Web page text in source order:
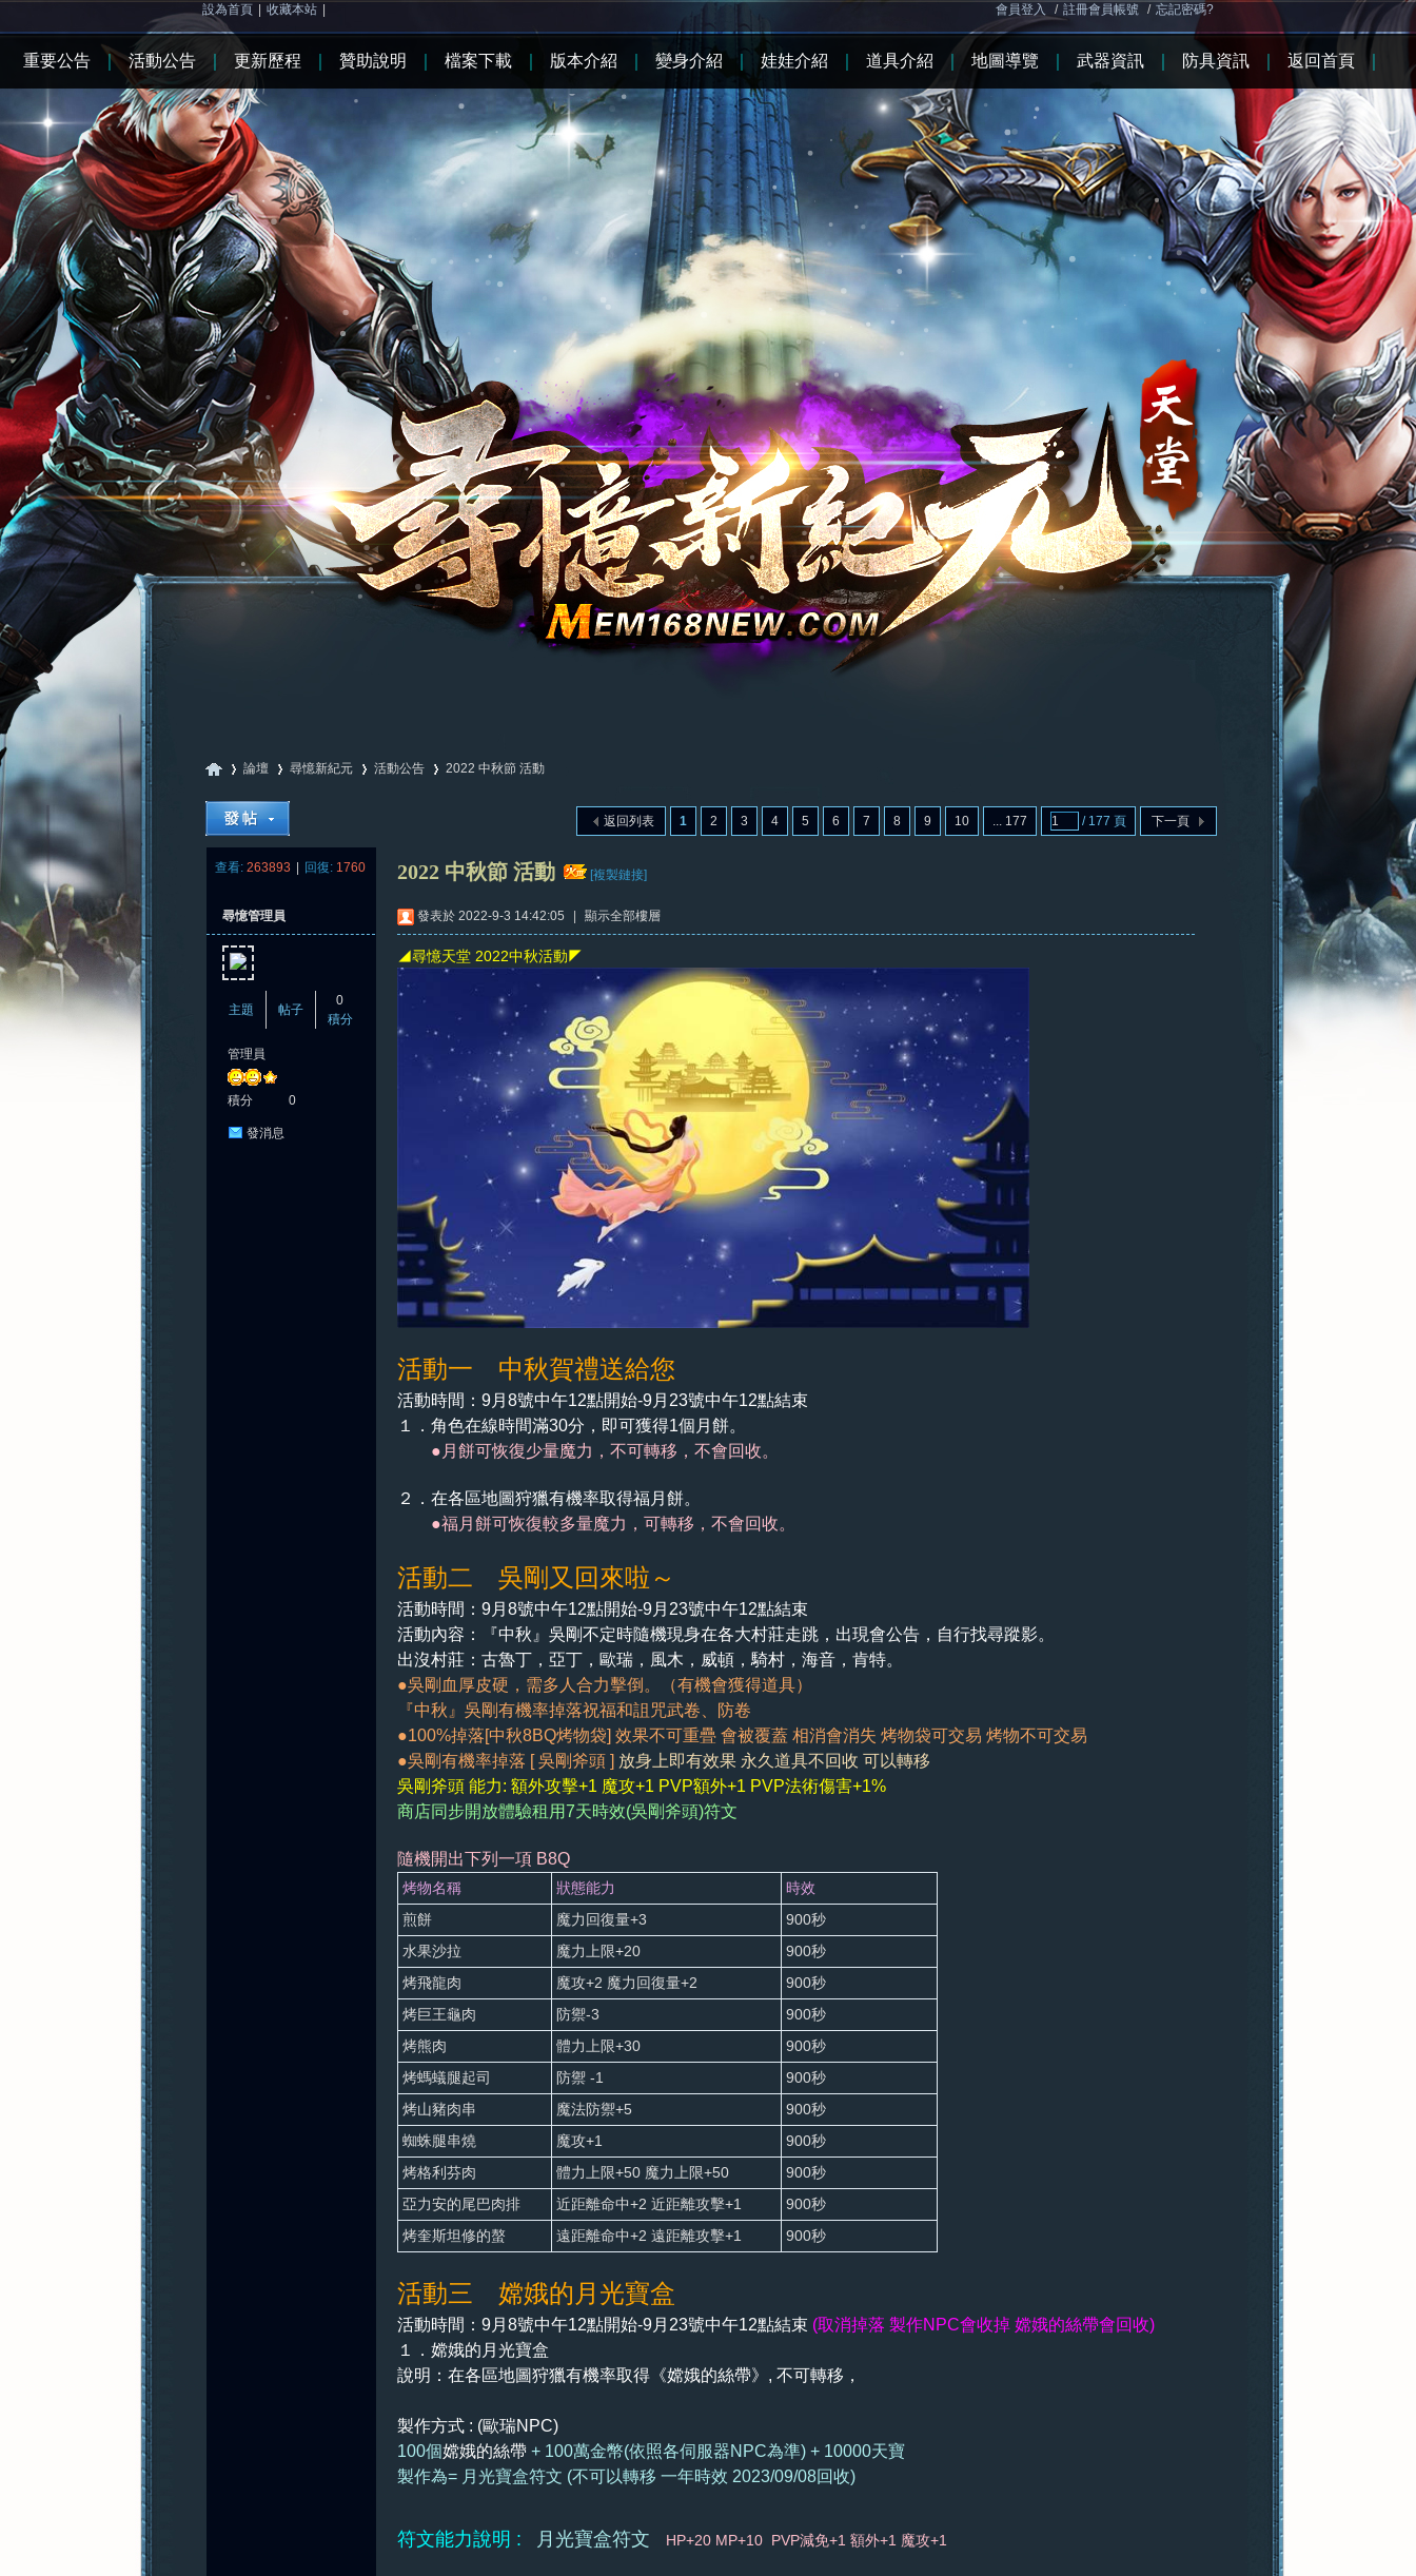
設為首頁 收藏本站 會員登入 / 註冊會員帳號 / 忘記密碼?
尋 »
論壇
›
尋憶新紀元
›
活動公告 2022 中秋節 活動
1 2 3 4 5 6 7 8 9 10 ... 177 / 177 頁 下一頁
返回列表
查看: 263893 回復: 1760 2022 中秋節 活動 [複製鏈接]
尋憶管理員
主題 帖子
0
積分
管理員
積分 0
發消息
發表於 2022-9-3 14:42:05 顯示全部樓層
◢尋憶天堂 2022中秋活動◤
活動一 中秋賀禮送給您
活動時間：9月8號中午12點開始-9月23號中午12點結束
１．角色在線時間滿30分，即可獲得1個月餅。
●月餅可恢復少量魔力，不可轉移，不會回收。
２．在各區地圖狩獵有機率取得福月餅。
●福月餅可恢復較多量魔力，可轉移，不會回收。
活動二 吳剛又回來啦～
活動時間：9月8號中午12點開始-9月23號中午12點結束
活動內容：『中秋』吳剛不定時隨機現身在各大村莊走跳，出現會公告，自行找尋蹤影。
出沒村莊：古魯丁，亞丁，歐瑞，風木，威頓，騎村，海音，肯特。
●吳剛血厚皮硬，需多人合力擊倒。（有機會獲得道具）
『中秋』吳剛有機率掉落祝福和詛咒武卷、防卷
●100%掉落[中秋8BQ烤物袋] 效果不可重疊 會被覆蓋 相消會消失 烤物袋可交易 烤物不可交易
●吳剛有機率掉落 [ 吳剛斧頭 ] 放身上即有效果 永久道具不回收 可以轉移
吳剛斧頭 能力: 額外攻擊+1 魔攻+1 PVP額外+1 PVP法術傷害+1%
商店同步開放體驗租用7天時效(吳剛斧頭)符文
隨機開出下列一項 B8Q
烤物名稱 狀態能力
時效
煎餅
魔力回復量+3
900秒
水果沙拉
魔力上限+20
900秒
烤飛龍肉
魔攻+2 魔力回復量+2
900秒
烤巨王龜肉
防禦-3
900秒
烤熊肉
體力上限+30
900秒
烤螞蟻腿起司
防禦 -1
900秒
烤山豬肉串
魔法防禦+5
900秒
蜘蛛腿串燒
魔攻+1
900秒
烤格利芬肉
體力上限+50 魔力上限+50
900秒
亞力安的尾巴肉排
近距離命中+2 近距離攻擊+1
900秒
烤奎斯坦修的螯
遠距離命中+2 遠距離攻擊+1 900秒
活動三 嫦娥的月光寶盒
活動時間：9月8號中午12點開始-9月23號中午12點結束 (取消掉落 製作NPC會收掉 嫦娥的絲帶會回收)
１．嫦娥的月光寶盒
說明：在各區地圖狩獵有機率取得《嫦娥的絲帶》 , 不可轉移，
製作方式 : (歐瑞NPC)
100個嫦娥的絲帶+ 100萬金幣(依照各伺服器NPC為準) + 10000天寶
製作為= 月光寶盒符文 (不可以轉移 一年時效 2023/09/08回收)
符文能力說明 : 月光寶盒符文 HP+20 MP+10 PVP減免+1 額外+1 魔攻+1